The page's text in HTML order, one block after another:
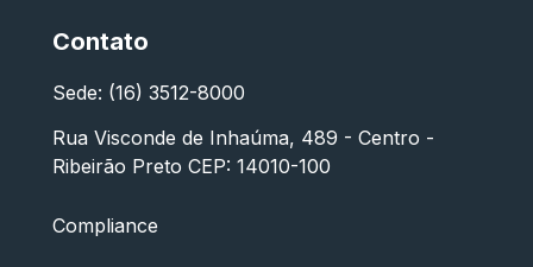
Contato
Sede: (16) 3512-8000
Rua Visconde de Inhaúma, 489 - Centro -
Ribeirão Preto CEP: 14010-100
Compliance